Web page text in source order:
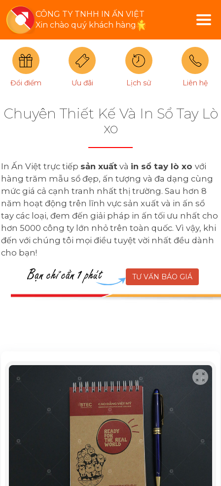
CÔNG TY TNHH IN ẤN VIỆT
Xin chào quý khách hàng
Đổi điểm Ưu đãi Lịch sử Liên hệ
Chuyên Thiết Kế Và In Sổ Tay Lò
xo
In Ấn Việt trực tiếp sản xuất và in sổ tay lò xo với
hàng trăm mẫu sổ đẹp, ấn tượng và đa dạng cùng
mức giá cả cạnh tranh nhất thị trường. Sau hơn 8
năm hoạt động trên lĩnh vực sản xuất và in ấn sổ
tay các loại, đem đến giải pháp in ấn tối ưu nhất cho
hơn 5000 công ty lớn nhỏ trên toàn quốc. Vì vậy, khi
đến với chúng tôi mọi điều tuyệt vời nhất đều dành
cho bạn!
TƯ VẤN BÁO GIÁ